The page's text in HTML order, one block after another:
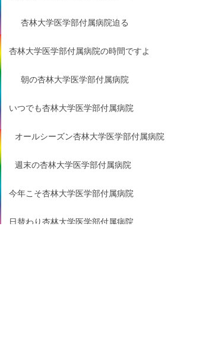
杏林大学医学部付属病院迫る
杏林大学医学部付属病院の時間ですよ
朝の杏林大学医学部付属病院
いつでも杏林大学医学部付属病院
オールシーズン杏林大学医学部付属病院
週末の杏林大学医学部付属病院
今年こそ杏林大学医学部付属病院
日替わり杏林大学医学部付属病院